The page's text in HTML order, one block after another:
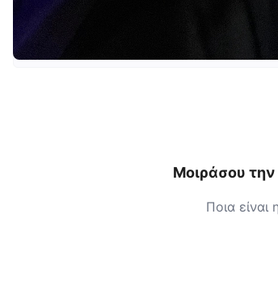
Πολύ όμορφος χώρος, δοκίμασα και
Μοιράσου την
Ποια είναι